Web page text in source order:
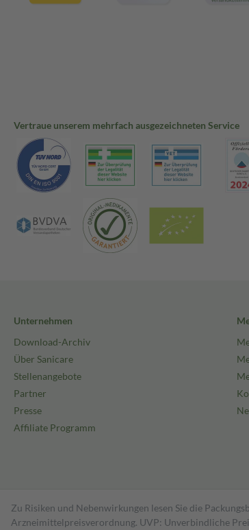
Vertraue unserem mehrfach ausgezeichneten Service
Unternehmen
Download-Archiv
Über Sanicare
Stellenangebote
Partner
Presse
Affiliate Programm
Zu Risiken und Nebenwirkungen lesen Sie die
Arzneimittelpreisverordnung. UVP: Unverbindliche